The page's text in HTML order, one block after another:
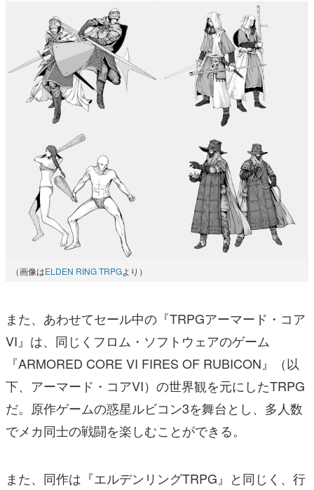
（画像はELDEN RING TRPGより）
また、あわせてセール中の『TRPGアーマード・コア
VI』は、同じくフロム・ソフトウェアのゲーム
『ARMORED CORE VI FIRES OF RUBICON』（以
下、アーマード・コアVI）の世界観を元にしたTRPG
だ。原作ゲームの惑星ルビコン3を舞台とし、多人数
でメカ同士の戦闘を楽しむことができる。
また、同作は『エルデンリングTRPG』と同じく、行